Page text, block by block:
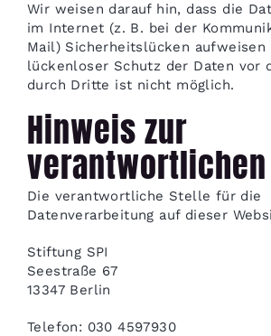
Wir weisen darauf hin, dass die
im Internet (z. B. bei der
Mail) Sicherheitslücken aufweisen
lückenloser Schutz der Daten vor
durch Dritte ist nicht möglich.
Hinweis zur
Die verantwortliche Stelle für die
Datenverarbeitung auf dieser
Stiftung SPI
Seestraße 67
13347 Berlin
Telefon: 030 4597930